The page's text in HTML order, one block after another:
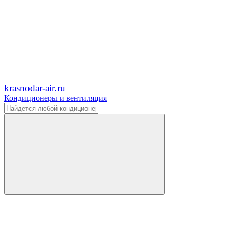
krasnodar-air.ru
Кондиционеры и вентиляция